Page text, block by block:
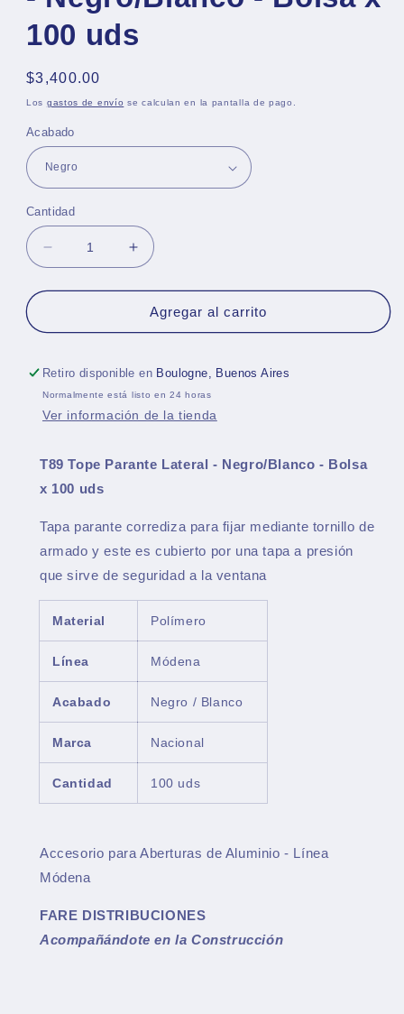
100 uds
Precio
habitual
$3,400.00
Los gastos de envío se calculan en la pantalla de pago.
Acabado
Cantidad
Reducir
cantidad
para
Tope
Lateral
-
Negro/Blanco
-
x
100
Aumentar
cantidad
para
T89
Tope
Lateral
-
Negro/Blanco
-
x
Agregar al carrito
Retiro disponible en Boulogne, Buenos Aires
Normalmente está listo en 24 horas
Ver información de la tienda
T89 Tope Parante Lateral - Negro/Blanco - Bolsa
x 100 uds
Tapa parante corrediza para fijar mediante tornillo de
armado y este es cubierto por una tapa a presión
que sirve de seguridad a la ventana
Material Polímero
Línea Módena
Acabado Negro / Blanco
Marca Nacional
Cantidad 100 uds
Accesorio para Aberturas de Aluminio - Línea
Módena
FARE DISTRIBUCIONES
Acompañándote en la Construcción